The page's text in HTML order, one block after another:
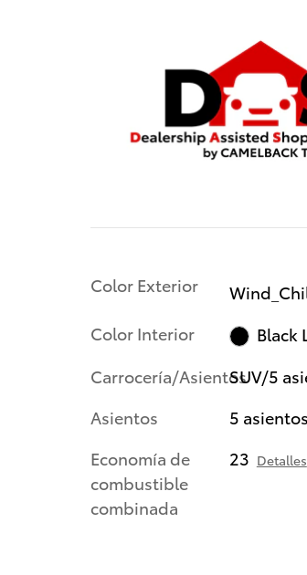
Color Exterior
Color Interior
Black
Carrocería/AsientosSUV/5
Asientos
5 asientos
Economía de
combustible
combinada
23 Detalles